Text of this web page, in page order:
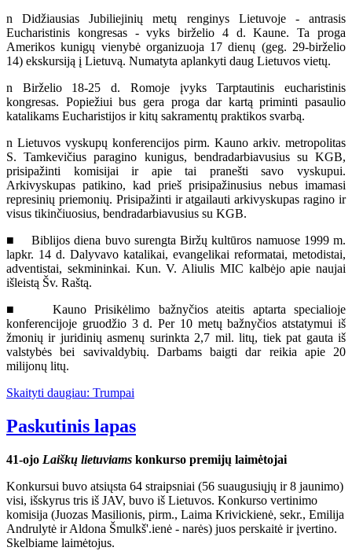
n Didžiausias Jubiliejinių metų renginys Lietuvoje - antrasis
Eucharistinis kongresas - vyks birželio 4 d. Kaune. Ta proga
Amerikos kunigų vienybė organizuoja 17 dienų (geg. 29-birželio
14) ekskursiją į Lietuvą. Numatyta aplankyti daug Lietuvos vietų.
n Birželio 18-25 d. Romoje įvyks Tarptautinis eucharistinis
kongresas. Popiežiui bus gera proga dar kartą priminti pasaulio
katalikams Eucharistijos ir kitų sakramentų praktikos svarbą.
n Lietuvos vyskupų konferencijos pirm. Kauno arkiv. metropolitas
S. Tamkevičius paragino kunigus, bendradarbiavusius su KGB,
prisipažinti komisijai ir apie tai pranešti savo vyskupui.
Arkivyskupas patikino, kad prieš prisipažinusius nebus imamasi
represinių priemonių. Prisipažinti ir atgailauti arkivyskupas ragino ir
visus tikinčiuosius, bendradarbiavusius su KGB.
■ Biblijos diena buvo surengta Biržų kultūros namuose 1999 m.
lapkr. 14 d. Dalyvavo katalikai, evangelikai reformatai, metodistai,
adventistai, sekmininkai. Kun. V. Aliulis MIC kalbėjo apie naujai
išleistą Šv. Raštą.
■ Kauno Prisikėlimo bažnyčios ateitis aptarta specialioje
konferencijoje gruodžio 3 d. Per 10 metų bažnyčios atstatymui iš
žmonių ir juridinių asmenų surinkta 2,7 mil. litų, tiek pat gauta iš
valstybės bei savivaldybių. Darbams baigti dar reikia apie 20
milijonų litų.
Skaityti daugiau: Trumpai
Paskutinis lapas
41-ojo Laiškų lietuviams konkurso premijų laimėtojai
Konkursui buvo atsiųsta 64 straipsniai (56 suaugusiųjų ir 8 jaunimo)
visi, išskyrus tris iš JAV, buvo iš Lietuvos. Konkurso vertinimo
komisija (Juozas Masilionis, pirm., Laima Krivickienė, sekr., Emilija
Andrulytė ir Aldona Šmulkš'.ienė - narės) juos perskaitė ir įvertino.
Skelbiame laimėtojus.